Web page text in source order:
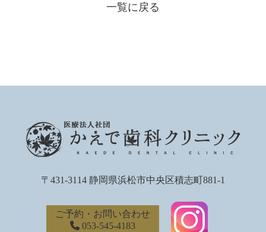
一覧に戻る
〒431-3114 静岡県浜松市中央区積志町881-1
ご予約・お問い合わせ
053-545-4183